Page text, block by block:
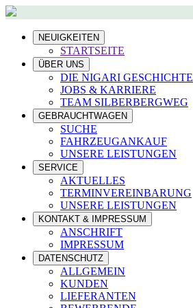
NEUIGKEITEN
STARTSEITE
ÜBER UNS
DIE NIGARI GESCHICHTE
JOBS & KARRIERE
TEAM SILBERBERGWEG
GEBRAUCHTWAGEN
SUCHE
FAHRZEUGANKAUF
UNSERE LEISTUNGEN
SERVICE
AKTUELLES
TERMINVEREINBARUNG
UNSERE LEISTUNGEN
KONTAKT & IMPRESSUM
ANSCHRIFT
IMPRESSUM
DATENSCHUTZ
ALLGEMEIN
KUNDEN
LIEFERANTEN